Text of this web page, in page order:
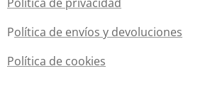
Política de envíos y devoluciones
Política de cookies